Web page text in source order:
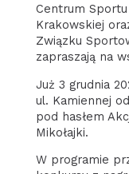
Centrum
Krakowskiej
Związku
zapraszają na
Już 3 grudnia
ul. Kamiennej
pod hasłem
Mikołajki.
W programie